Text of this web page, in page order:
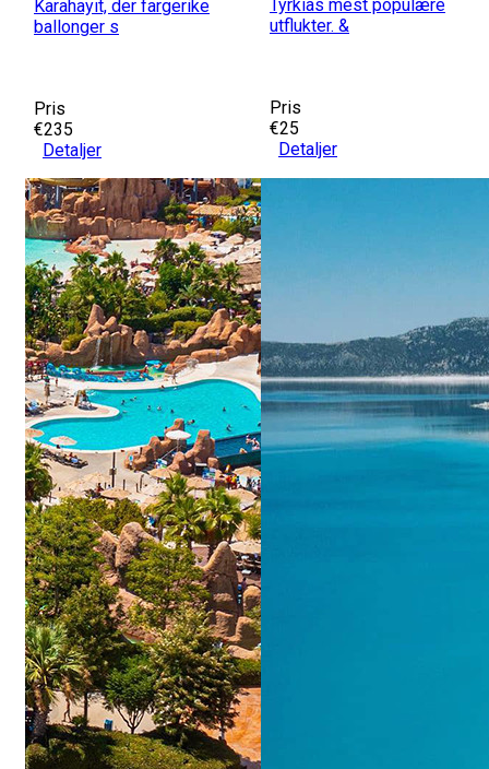
Karahayıt, der fargerike
ballonger s
Pris
€235
Detaljer
Tyrkias mest populære
utflukter. &
Pris
€25
Detaljer